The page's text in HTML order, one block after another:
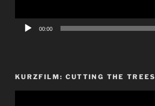
00:00
KURZFILM: CUTTING THE TREES